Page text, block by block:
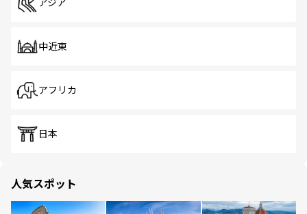
アジア
中近東
アフリカ
日本
人気スポット